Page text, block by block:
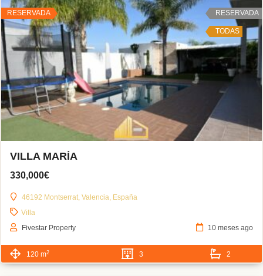
RESERVADA RESERVADA
TODAS
VILLA MARÍA
330,000€
46192 Montserrat, Valencia, España
Villa
Fivestar Property
10 meses ago
120 m2 3 2